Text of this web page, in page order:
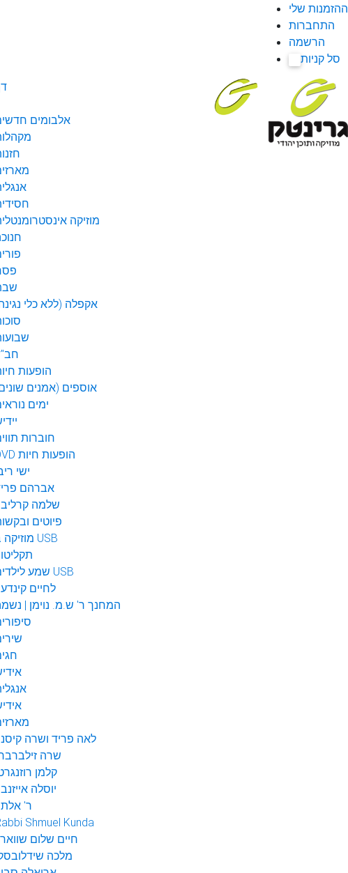
ההזמנות שלי
התחברות
הרשמה
סל קניות
אלבומים
מוזיקה
אקפלה (ללא כלי
הופעות
אוספים (אמנים
ימים
חוברות
DVD הופעות חיות
ישי
אברהם
שלמה
פיוטים
מוזיקה ב USB
שמע לילדים USB
לחיים
המחנך ר' ש.מ. נוימן |
לאה פריד ושרה
שרה
קלמן
יוסלה
ר'
Shmuel Kunda
חיים שלום
מלכה